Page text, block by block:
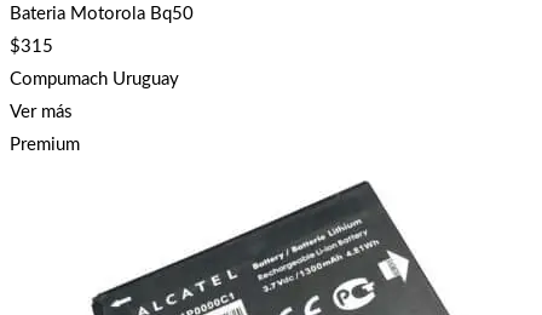
Bateria Motorola Bq50
$315
Compumach Uruguay
Ver más
Premium